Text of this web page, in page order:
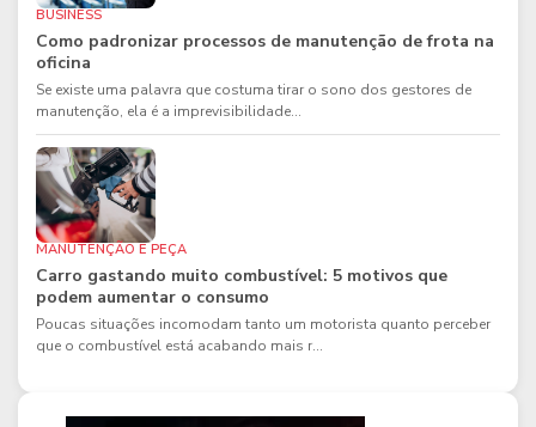
BUSINESS
Como padronizar processos de manutenção de frota na
oficina
Se existe uma palavra que costuma tirar o sono dos gestores de
manutenção, ela é a imprevisibilidade...
MANUTENÇÃO E PEÇA
Carro gastando muito combustível: 5 motivos que
podem aumentar o consumo
Poucas situações incomodam tanto um motorista quanto perceber
que o combustível está acabando mais r...